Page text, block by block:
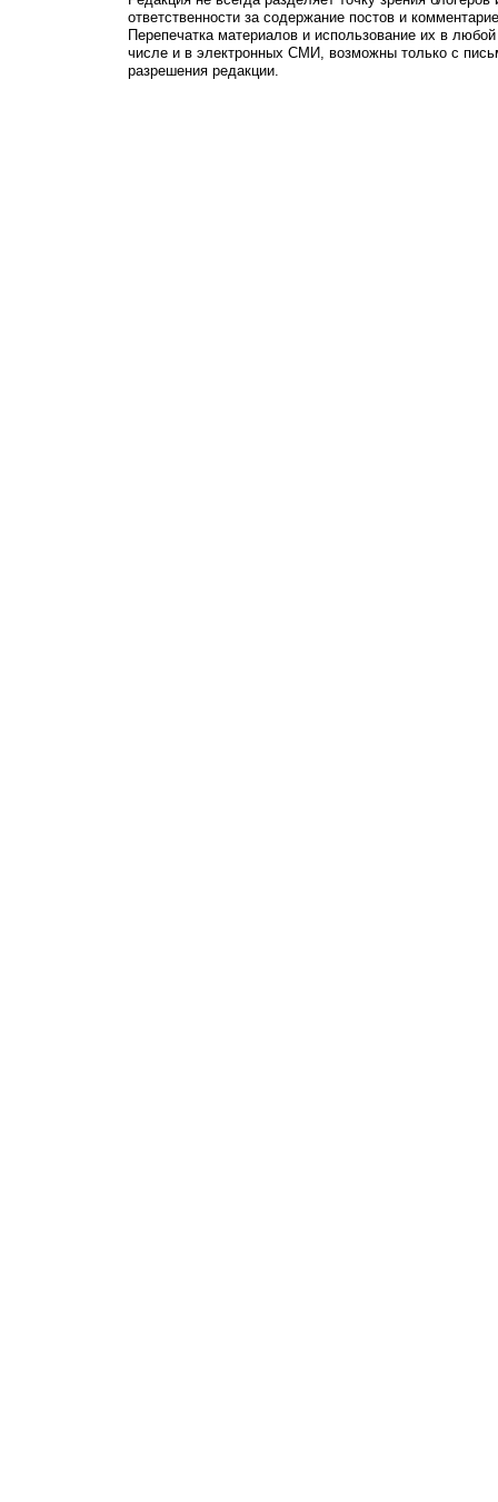
ответственности за содержание постов и
Перепечатка материалов и использование их в
числе и в электронных СМИ, возможны только с
разрешения редакции.